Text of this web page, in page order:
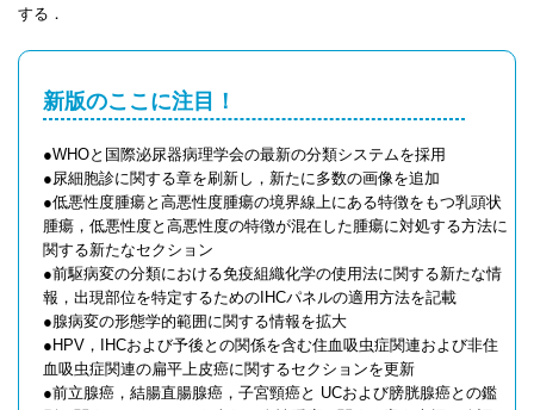
する．
新版のここに注目！
●WHOと国際泌尿器病理学会の最新の分類システムを採用
●尿細胞診に関する章を刷新し，新たに多数の画像を追加
●低悪性度腫瘍と高悪性度腫瘍の境界線上にある特徴をもつ乳頭状
腫瘍，低悪性度と高悪性度の特徴が混在した腫瘍に対処する方法に
関する新たなセクション
●前駆病変の分類における免疫組織化学の使用法に関する新たな情
報，出現部位を特定するためのIHCパネルの適用方法を記載
●腺病変の形態学的範囲に関する情報を拡大
●HPV，IHCおよび予後との関係を含む住血吸虫症関連および非住
血吸虫症関連の扁平上皮癌に関するセクションを更新
●前立腺癌，結腸直腸腺癌，子宮頸癌と UCおよび膀胱腺癌との鑑